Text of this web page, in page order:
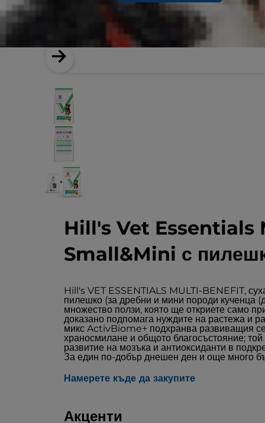
Hill's Vet
Small&Mini с
Hill's VET ESSENTIALS MULTI-BENEFIT,
пилешко (за дребни и мини породи кученца
множество ползи, която ще откриете само
доказано подпомага нуждите на растежа и
микс ActivBiome+ подхранва развиващия
храносмилане и общото благосъстояние;
развитие на мозъка и антиоксиданти в
За един по-добър днешен ден и още много
Намерете къде да закупите
Акценти